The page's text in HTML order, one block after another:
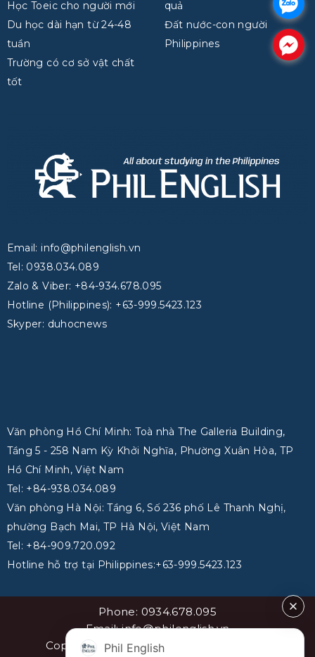
Học Toeic cho người mới
Du học dài hạn từ 24-48
tuần
Trường có cơ sở vật chất
tốt
quả
Đất nước-con người
Philippines
Email: info@philenglish.vn
Tel: 0938.034.089
Zalo & Viber: +84-934.678.095
Hotline (Philippines): +63-999.5423.123
Skyper: duhocnews
Văn phòng Hồ Chí Minh: Toà nhà The Galleria Building,
Tầng 5 - 258 Nam Kỳ Khởi Nghĩa, Phường Xuân Hòa, TP
Hồ Chí Minh, Việt Nam
Tel: +84-938.034.089
Văn phòng Hà Nội: Tầng 6, Số 236 phố Lê Thanh Nghị,
phường Bạch Mai, TP Hà Nội, Việt Nam
Tel: +84-909.720.092
Hotline hỗ trợ tại Philippines:+63-999.5423.123
Phone: 0934.678.095
Email: info@philenglish.vn
Copyright 2026 ©PhilEnglish Việt Nam
.
.
Phil English